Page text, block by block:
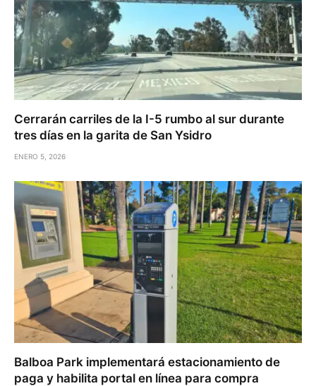
Cerrarán carriles de la I-5 rumbo al sur durante
tres días en la garita de San Ysidro
ENERO 5, 2026
Balboa Park implementará estacionamiento de
paga y habilita portal en línea para compra